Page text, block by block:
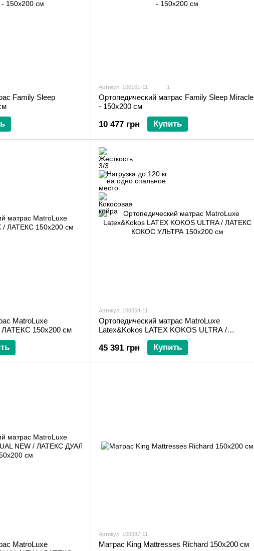
Family Sleep
Артикул: 100161-11 1
Ортопедический матрас Family Sleep Miracle
- 150х200 см
10 477 грн Купить
MatroLuxe
ЛАТЕКС 150х200 см
Артикул: 100054-11
Ортопедический матрас MatroLuxe
Latex&Kokos LATEX KOKOS ULTRA /
ЛАТЕКС КОКОС УЛЬТРА 150х200 см
45 391 грн Купить
MatroLuxe
Артикул: 100087-11
Матрас King Mattresses Richard 150x200 см